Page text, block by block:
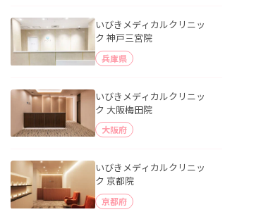
いびきメディカルクリニッ
ク 神戸三宮院
兵庫県
いびきメディカルクリニッ
ク 大阪梅田院
大阪府
いびきメディカルクリニッ
ク 京都院
京都府